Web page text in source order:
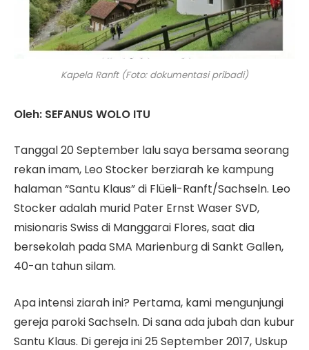
Kapela Ranft (Foto: dokumentasi pribadi)
Oleh: SEFANUS WOLO ITU
Tanggal 20 September lalu saya bersama seorang
rekan imam, Leo Stocker berziarah ke kampung
halaman “Santu Klaus” di Flüeli-Ranft/Sachseln. Leo
Stocker adalah murid Pater Ernst Waser SVD,
misionaris Swiss di Manggarai Flores, saat dia
bersekolah pada SMA Marienburg di Sankt Gallen,
40-an tahun silam.
Apa intensi ziarah ini? Pertama, kami mengunjungi
gereja paroki Sachseln. Di sana ada jubah dan kubur
Santu Klaus. Di gereja ini 25 September 2017, Uskup